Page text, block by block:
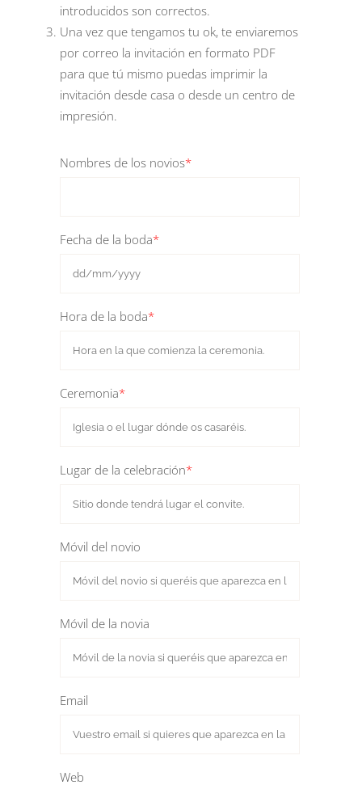
introducidos son correctos.
Una vez que tengamos tu ok, te enviaremos
por correo la invitación en formato PDF
para que tú mismo puedas imprimir la
invitación desde casa o desde un centro de
impresión.
Nombres de los novios*
Fecha de la boda*
Hora de la boda*
Ceremonia*
Lugar de la celebración*
Móvil del novio
Móvil de la novia
Email
Web